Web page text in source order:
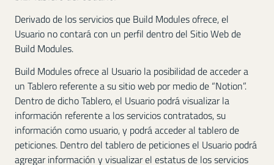
Derivado de los servicios que Build Modules ofrece, el
Usuario no contará con un perfil dentro del Sitio Web de
Build Modules.
Build Modules ofrece al Usuario la posibilidad de acceder a
un Tablero referente a su sitio web por medio de “Notion”.
Dentro de dicho Tablero, el Usuario podrá visualizar la
información referente a los servicios contratados, su
información como usuario, y podrá acceder al tablero de
peticiones. Dentro del tablero de peticiones el Usuario podrá
agregar información y visualizar el estatus de los servicios